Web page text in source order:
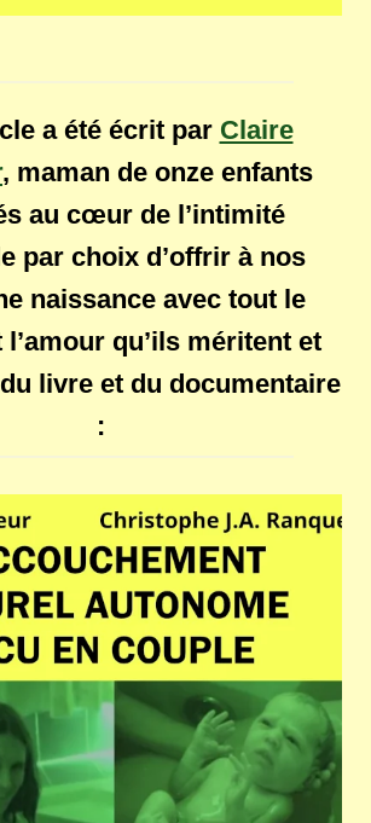
a été écrit par Claire
, maman de onze enfants
au cœur de l’intimité
par choix d’offrir à nos
naissance avec tout le
qu’ils méritent et
livre et du documentaire
: